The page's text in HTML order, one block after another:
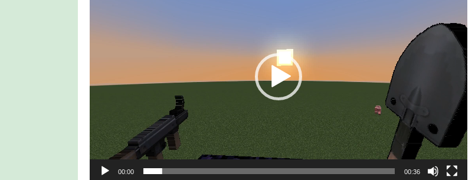
ー
00:00 00:36